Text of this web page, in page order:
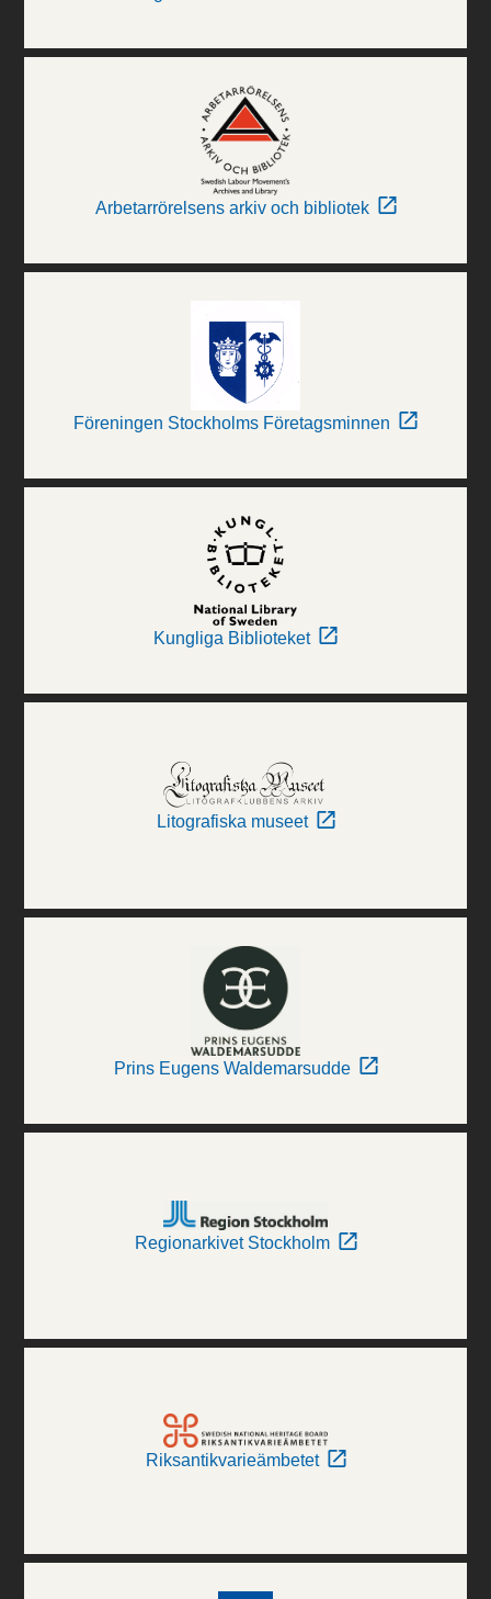
Arbetarrörelsens arkiv och bibliotek
Föreningen Stockholms Företagsminnen
Kungliga Biblioteket
Litografiska museet
Prins Eugens Waldemarsudde
Regionarkivet Stockholm
Riksantikvarieämbetet